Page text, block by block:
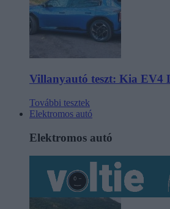
Villanyautó teszt: Kia EV4
További tesztek
Elektromos autó
Elektromos autó